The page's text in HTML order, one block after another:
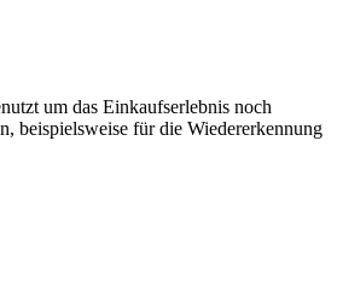
um das Einkaufserlebnis noch
beispielsweise für die Wiedererkennung